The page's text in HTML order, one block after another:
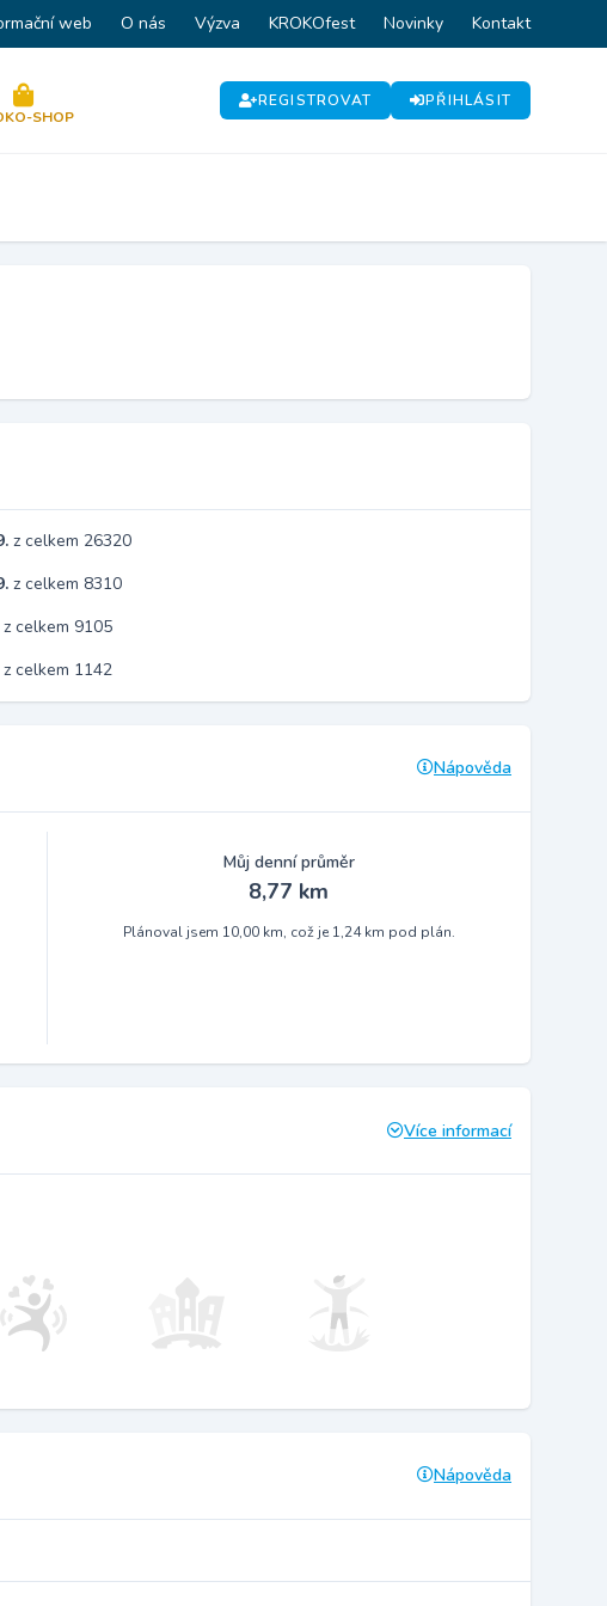
web O nás Výzva KROKOfest Novinky Kontakt
SHOP
REGISTROVAT PŘIHLÁSIT
z celkem 26320
z celkem 8310
z celkem 9105
z celkem 1142
Nápověda
Můj denní průměr
8,77 km
Plánoval jsem 10,00 km, což je 1,24 km pod plán.
Více informací
Nápověda